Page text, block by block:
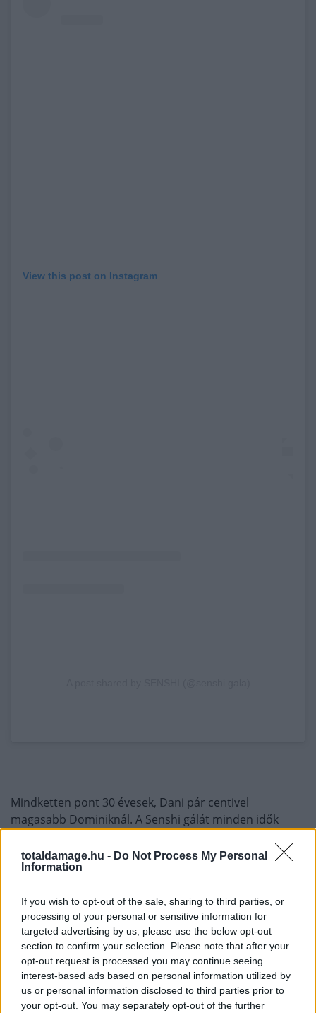
totaldamage.hu - Do Not Process My Personal
Information
If you wish to opt-out of the sale, sharing to third parties, or
processing of your personal or sensitive information for
targeted advertising by us, please use the below opt-out
section to confirm your selection. Please note that after your
opt-out request is processed you may continue seeing
interest-based ads based on personal information utilized by
us or personal information disclosed to third parties prior to
your opt-out. You may separately opt-out of the further
View this post on Instagram
Mindketten pont 30 évesek, Dani pár centivel
magasabb Dominiknál. A Senshi gálát minden idők
A gála egész pontosan szombaton
egy kis ellentmondás, ugyanis a YouTube élőben azt
írják, 17.30-kor indul a közvetítés, azonban a gála
hivatalos kezdése 19 óra a weboldalukon).